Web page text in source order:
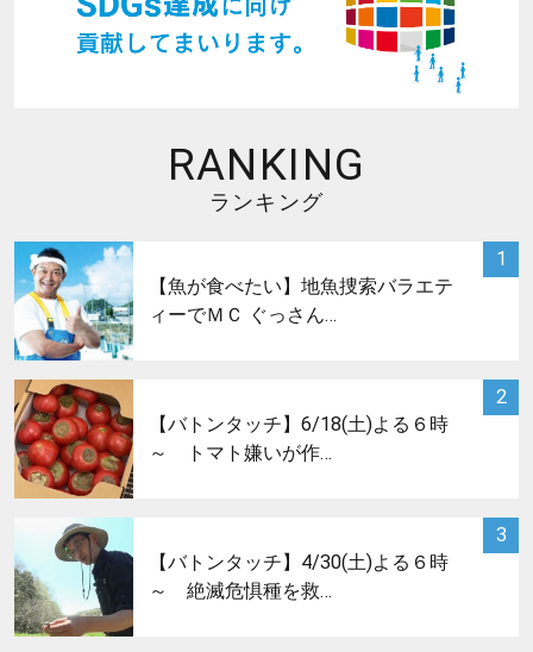
RANKING
ランキング
1
サムネイル
【魚が食べたい】地魚捜索バラエテ
ィーでＭＣ ぐっさん…
2
【バトンタッチ】6/18(土)よる６時
～ トマト嫌いが作…
3
【バトンタッチ】4/30(土)よる６時
～ 絶滅危惧種を救…